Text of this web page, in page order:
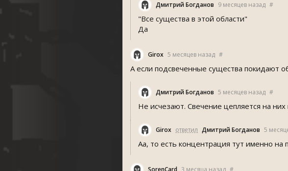
Дмитрий Богданов 9 месяцев назад #
"Все существа в этой области"
Да
Girox 5 месяцев назад #
А если подсвеченные существа покидают
Дмитрий Богданов 5 месяцев назад #
Не исчезают. Свечение цепляется на
Girox ответил Дмитрий Богданов 5
Аа, то есть концентрация тут именно на
SorenCard 3 месяца назад #